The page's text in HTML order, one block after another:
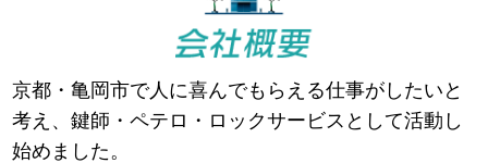
京都・亀岡市で人に喜んでもらえる仕事がしたいと
考え、鍵師・ペテロ・ロックサービスとして活動し
始めました。